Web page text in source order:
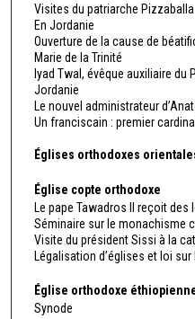
Visites du patriarche Pizzaballa
En Jordanie
Ouverture de la cause de
Marie de la Trinité
Iyad Twal, évêque auxiliaire
Jordanie
Le nouvel administrateur
Un franciscain : premier
Églises orthodoxes
Église copte orthodoxe
Le pape Tawadros II reçoit des
Séminaire sur le monachisme
Visite du président Sissi à la
Légalisation d’églises et loi
Église orthodoxe
Synode